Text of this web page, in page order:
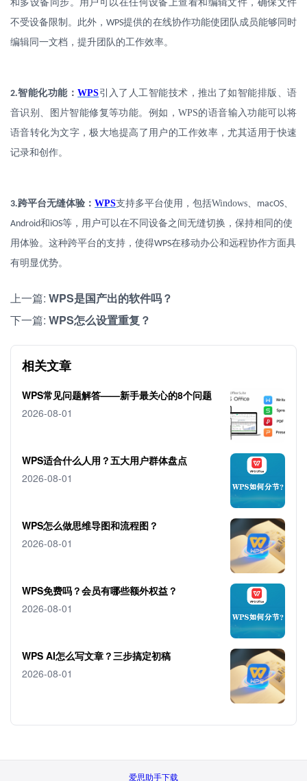
和多设备同步。用户可以在任何设备上查看和编辑文件，确保文件
不受设备限制。此外，WPS提供的在线协作功能使团队成员能够同时
编辑同一文档，提升团队的工作效率。
2.智能化功能：WPS引入了人工智能技术，推出了如智能排版、语
音识别、图片智能修复等功能。例如， WPS的语音输入功能可以将
语音转化为文字，极大地提高了用户的工作效率，尤其适用于快速
记录和创作。
3.跨平台无缝体验： WPS支持多平台使用，包括Windows macOS
Android和iOS等，用户可以在不同设备之间无缝切换，保持相同的使
用体验。这种跨平台的支持，使得WPS在移动办公和远程协作方面具
有明显优势。
上一篇: WPS是国产出的软件吗？
下一篇: WPS怎么设置重复？
相关文章
WPS常见问题解答——新手最关心的8个问题
2026-08-01
WPS适合什么人用？五大用户群体盘点
2026-08-01
WPS怎么做思维导图和流程图？
2026-08-01
WPS免费吗？会员有哪些额外权益？
2026-08-01
WPS AI怎么写文章？三步搞定初稿
2026-08-01
爱思助手下载